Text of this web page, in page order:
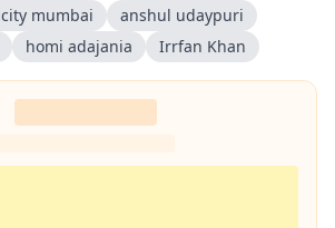
mumbai
anshul udaypuri
homi adajania Irrfan Khan